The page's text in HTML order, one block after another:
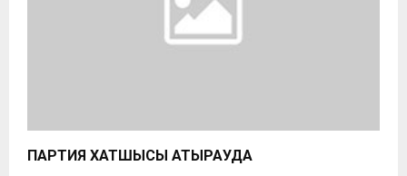
ПАРТИЯ ХАТШЫСЫ АТЫРАУДА